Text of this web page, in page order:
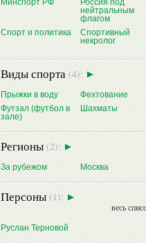
читать далее
Минспорт РФ
Россия под
нейтральным
флагом
Спорт и политика
Спортивный
некролог
Виды спорта(4):
Прыжки в воду
Фехтование
Футзал (футбол в
зале)
Шахматы
Регионы(2):
За рубежом Москва
Персоны(1):
весь
Руслан Терновой